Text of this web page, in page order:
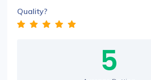
Quality?
5